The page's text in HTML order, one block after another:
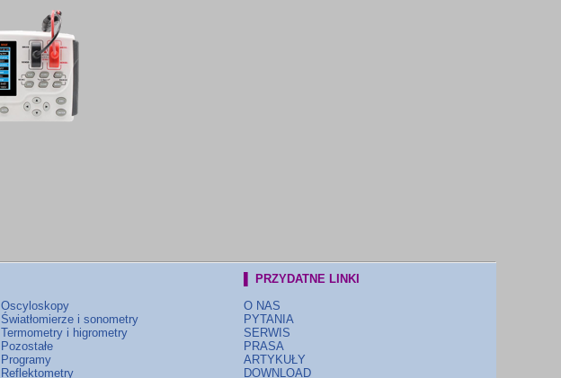
Oscyloskopy
Światłomierze i sonometry
Termometry i higrometry
Pozostałe
Programy
Reflektometry
▌ PRZYDATNE LINKI
O NAS
PYTANIA
SERWIS
PRASA
ARTYKUŁY
DOWNLOAD